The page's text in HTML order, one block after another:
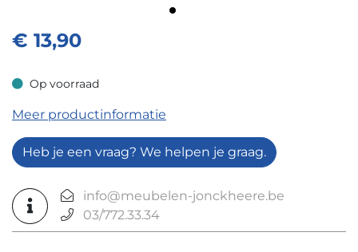
€ 13,90
Op voorraad
Op voorraad
Meer productinformatie
Heb je een vraag? We helpen je graag.
info@meubelen-jonckheere.be
03/772.33.34